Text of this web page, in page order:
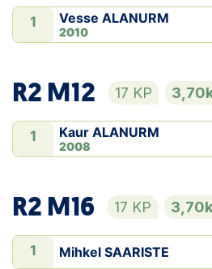
1 Vesse ALANURM
2010
R2 M12 17 KP
1 Kaur ALANURM
2008
R2 M16 17 KP
1 Mihkel SAARISTE